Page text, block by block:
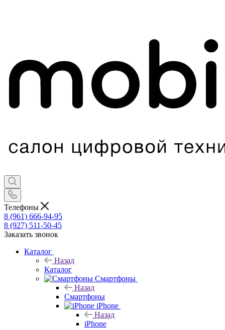
Телефоны
8 (961) 666-94-95
8 (927) 511-50-45
Заказать звонок
Каталог
Назад
Каталог
Смартфоны
Назад
Смартфоны
iPhone
Назад
iPhone